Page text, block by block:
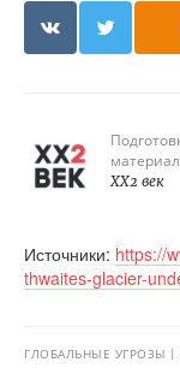
XX2 век
Источники: https://
thwaites-glacier-
ГЛОБАЛЬНЫЕ УГРОЗЫ